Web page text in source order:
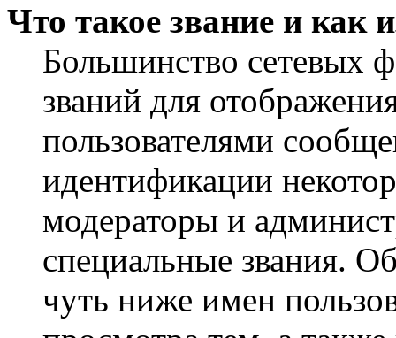
Что такое звание и как
Большинство сетевых
званий для
пользователями
идентификации
модераторы и
специальные звания.
чуть ниже имен